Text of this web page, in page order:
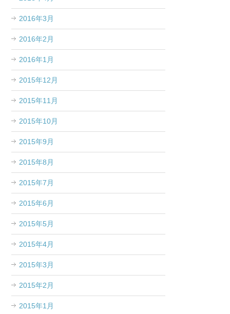
2016年3月
2016年2月
2016年1月
2015年12月
2015年11月
2015年10月
2015年9月
2015年8月
2015年7月
2015年6月
2015年5月
2015年4月
2015年3月
2015年2月
2015年1月